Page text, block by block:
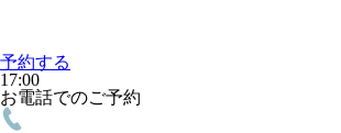
予約する
17:00
お電話でのご予約